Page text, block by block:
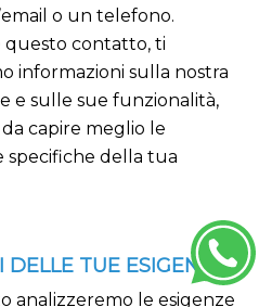
o un telefono.
questo contatto, ti
informazioni sulla nostra
e sulle sue funzionalità,
capire meglio le
specifiche della tua
DELLE TUE ESIGENZE
analizzeremo le esigenze